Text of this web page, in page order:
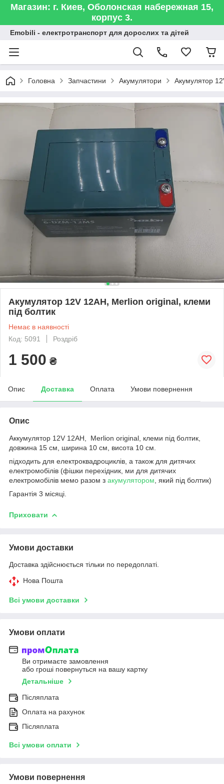
Магазин: г. Киев, Оболонская набережная 15,
корпус 3.
Emobili - електротранспорт для дорослих та дітей
Головна Запчастини Акумулятори Акумулятор
Акумулятор 12V 12AH, Merlion original, клеми
під болтик
Немає в наявності
Код: 5091
Роздріб
1 500 ₴
Опис Доставка Оплата Умови повернення
Опис
Аккумулятор 12V 12AH, Merlion original, клеми під болтик,
довжина 15 см, ширина 10 см, висота 10 см.
підходить для електроквадроциклів, а також для дитячих
електромобілів (фішки перехідник, ми для дитячих
електромобілів мемо разом з акумулятором , який під болтик)
Гарантія 3 місяці.
Приховати
Умови доставки
Доставка здійснюється тільки по передоплаті.
Нова Пошта
Всі умови доставки
Умови оплати
Ви отримаєте замовлення
або гроші повернуться на вашу картку
Детальніше
Післяплата
Оплата на рахунок
Післяплата
Всі умови оплати
Умови повернення